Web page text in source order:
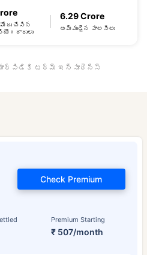
చేసిన
6.29 Crore
అమ్ముడైన పాలసీలు
టర్మ్ ఇన్సూరెన్స్
Premium Starting
₹ 507/month
Check Premium